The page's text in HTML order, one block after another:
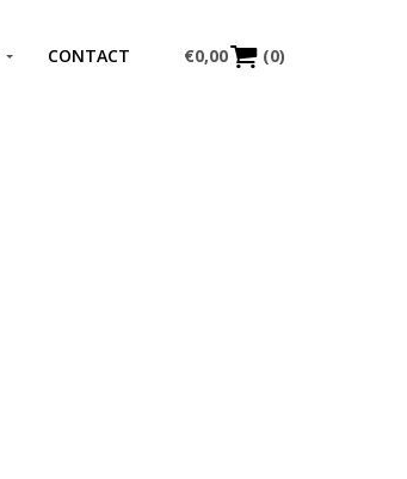
€0,00 (0)
CONTACT